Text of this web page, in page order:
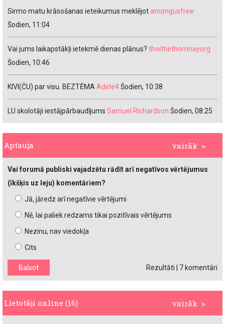
Sirmo matu krāsošanas ieteikumus meklējot amongusfree
Šodien, 11:04
Vai jums laikapstākļi ietekmē dienas plānus? thoittiethomnayorg
Šodien, 10:46
KIVI(ČU) par visu. BEZTĒMAAdele4Šodien, 10:38
LU skolotāji iestājpārbaudījums Samuel Richardson Šodien, 08:25
vairāk >
Aptauja
Vai forumā publiski vajadzētu rādīt arī negatīvos vērtējumus
(īkšķis uz leju) komentāriem?
Jā, jāredz arī negatīvie vērtējumi
Nē, lai paliek redzams tikai pozitīvais vērtējums
Nezinu, nav viedokļa
Cits
Rezultāti 7 komentāri
vairāk >
Lietotāji online (16)